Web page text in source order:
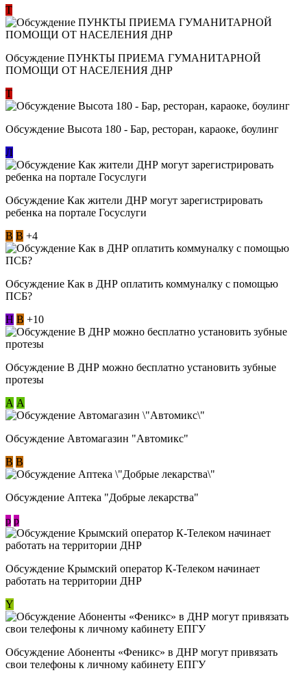
Т
Обсуждение ​ПУНКТЫ ПРИЕМА ГУМАНИТАРНОЙ
ПОМОЩИ ОТ НАСЕЛЕНИЯ ДНР
Т
Обсуждение Высота 180 - Бар, ресторан, караоке, боулинг
Л
Обсуждение Как жители ДНР могут зарегистрировать
ребенка на портале Госуслуги
В В +4
Обсуждение Как в ДНР оплатить коммуналку с помощью
ПСБ?
Н В +10
Обсуждение В ДНР можно бесплатно установить зубные
протезы
А А
Обсуждение Автомагазин "Автомикс"
В В
Обсуждение Аптека "Добрые лекарства"
p p
Обсуждение Крымский оператор К-Телеком начинает
работать на территории ДНР
Y
Обсуждение ​Абоненты «Феникс» в ДНР могут привязать
свои телефоны к личному кабинету ЕПГУ